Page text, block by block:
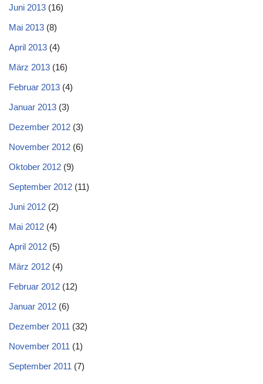
Juni 2013 (16)
Mai 2013 (8)
April 2013 (4)
März 2013 (16)
Februar 2013 (4)
Januar 2013 (3)
Dezember 2012 (3)
November 2012 (6)
Oktober 2012 (9)
September 2012 (11)
Juni 2012 (2)
Mai 2012 (4)
April 2012 (5)
März 2012 (4)
Februar 2012 (12)
Januar 2012 (6)
Dezember 2011 (32)
November 2011 (1)
September 2011 (7)